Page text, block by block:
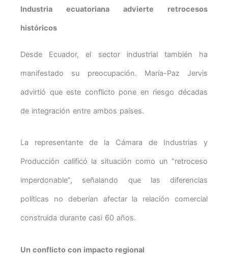
Industria ecuatoriana advierte retrocesos
históricos
Desde Ecuador, el sector industrial también ha
manifestado su preocupación. María-Paz Jervis
advirtió que este conflicto pone en riesgo décadas
de integración entre ambos países.
La representante de la Cámara de Industrias y
Producción calificó la situación como un “retroceso
imperdonable”, señalando que las diferencias
políticas no deberían afectar la relación comercial
construida durante casi 60 años.
Un conflicto con impacto regional